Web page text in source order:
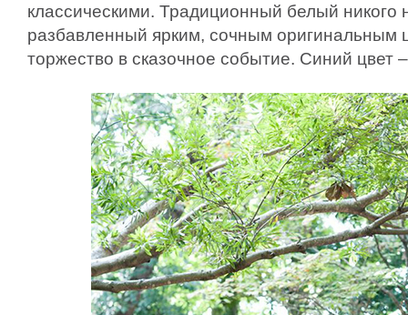
классическими. Традиционный белый никого
разбавленный ярким, сочным оригинальным
торжество в сказочное событие. Синий цвет